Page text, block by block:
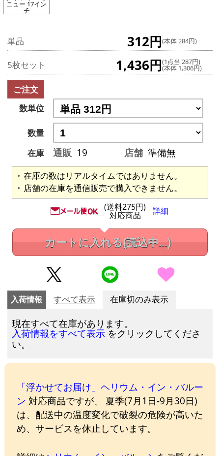
ニュー 17イン
チ
単品 312円(本体 284円)
5枚セット 1,436円(1点当 287円)
(本体 1,306円)
ご注文
数単位
数量
在庫
通販 19 店舗 準備無
在庫の数はリアルタイムではありません。
店舗の在庫を通信販売で購入できません。
(送料275円)
対応商品 詳細
カートに入れる(読込中...)
入荷情報 すべて表示 在庫切のみ表示
現在すべて在庫があります。
入荷情報をすべて表示 をクリックしてくださ
い。
「浮かせてお届け」ヘリウム・イン・バルー
ン 対応商品ですが、 夏季(7月1日-9月30日)
は、配送中の温度変化で破裂の危険が高いた
め、サービスを休止しています。